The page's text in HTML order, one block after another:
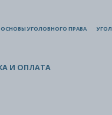
ОСНОВЫ УГОЛОВНОГО ПРАВА
И ОПЛАТА